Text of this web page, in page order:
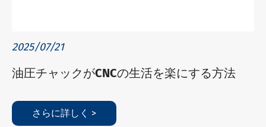
2025/07/21
油圧チャックがCNCの生活を楽にする方法
さらに詳しく >